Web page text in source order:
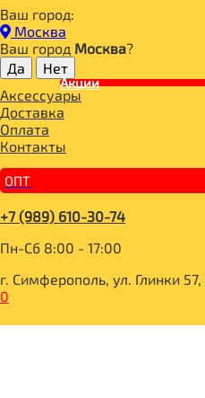
Ваш город:
Москва
Ваш город Москва?
Акции
Аксессуары
Доставка
Оплата
Контакты
ОПТ
+7 (989) 610-30-74
Пн-Сб 8:00 - 17:00
г. Симферополь, ул. Глинки
0
Главная
ДЛЯ ЗДОРОВОГО
НАПИТКИ
КАКАО, КЭРОБ
POLEZZNO Горячий шоколад